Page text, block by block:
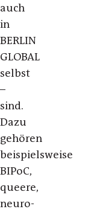
auch
in
BERLIN
GLOBAL
selbst
–
sind.
Dazu
gehören
beispielsweise
BIPoC,
queere,
neuro-